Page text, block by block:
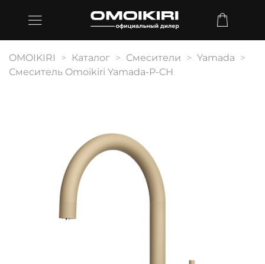
OMOIKIRI Каталог Смесители
Yamada
Смеситель Omoikiri Yamada-P-CH